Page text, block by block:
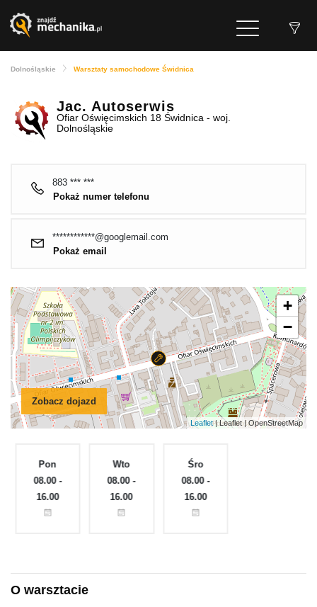
Dolnośląskie Warsztaty samochodowe Świdnica
Jac. Autoserwis
Ofiar Oświęcimskich 18 Świdnica - woj.
Dolnośląskie
883 *** ***
Pokaż numer telefonu
************@googlemail.com
Pokaż email
Zobacz dojazd
+
−
Leaflet| Leaflet | OpenStreetMap
Pon
08.00 -
16.00
Wto
08.00 -
16.00
Śro
08.00 -
16.00
O warsztacie